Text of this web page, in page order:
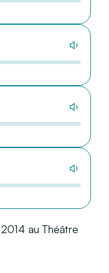
au Théâtre